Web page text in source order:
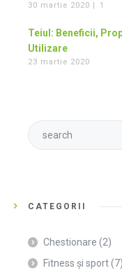
30 martie 2020 | 1
Teiul: Beneficii,
Utilizare
23 martie 2020
CATEGORII
Chestionare (2)
Fitness și sport(7)